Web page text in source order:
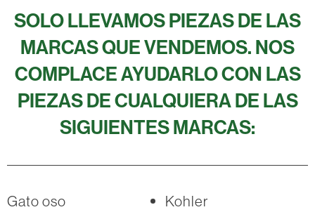
SOLO LLEVAMOS PIEZAS DE LAS
MARCAS QUE VENDEMOS. NOS
COMPLACE AYUDARLO CON LAS
PIEZAS DE CUALQUIERA DE LAS
SIGUIENTES MARCAS:
Gato oso
Kohler